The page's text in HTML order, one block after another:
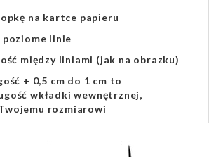
na kartce papieru
poziome linie
między liniami (jak na obrazku)
+ 0,5 cm do 1 cm to
wkładki wewnętrznej,
rozmiarowi